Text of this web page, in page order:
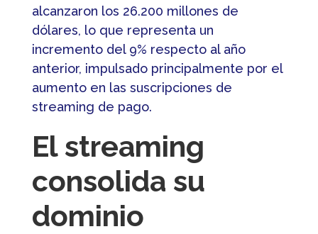
alcanzaron los 26.200 millones de
dólares, lo que representa un
incremento del 9% respecto al año
anterior, impulsado principalmente por el
aumento en las suscripciones de
streaming de pago.
El streaming
consolida su
dominio